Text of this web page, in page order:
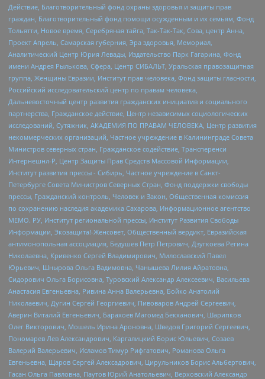
Действие, Благотворительный фонд охраны здоровья и защиты прав
граждан, Благотворительный фонд помощи осужденным и их семьям, Фонд
Тольятти, Новое время, Серебряная тайга, Так-Так-Так, Сова, центр Анна,
Проект Апрель, Самарская губерния, Эра здоровья, Мемориал,
Аналитический Центр Юрия Левады, Издательство Парк Гагарина, Фонд
имени Андрея Рылькова, Сфера, Центр СИБАЛЬТ, Уральская правозащитная
группа, Женщины Евразии, Институт прав человека, Фонд защиты гласности,
Российский исследовательский центр по правам человека,
Дальневосточный центр развития гражданских инициатив и социального
партнерства, Гражданское действие, Центр независимых социологических
исследований, Сутяжник, АКАДЕМИЯ ПО ПРАВАМ ЧЕЛОВЕКА, Центр развития
некоммерческих организаций, Частное учреждение в Калининграде Совета
Министров северных стран, Гражданское содействие, Трансперенси
Интернешнл-Р, Центр Защиты Прав Средств Массовой Информации,
Институт развития прессы - Сибирь, Частное учреждение в Санкт-
Петербурге Совета Министров Северных Стран, Фонд поддержки свободы
прессы, Гражданский контроль, Человек и Закон, Общественная комиссия
по сохранению наследия академика Сахарова, Информационное агентство
МЕМО. РУ, Институт региональной прессы, Институт Развития Свободы
Информации, Экозащита!-Женсовет, Общественный вердикт, Евразийская
антимонопольная ассоциация, Бедушев Петр Петрович, Дзугкоева Регина
Николаевна, Кривенко Сергей Владимирович, Милославский Павел
Юрьевич, Шнырова Ольга Вадимовна, Чанышева Лилия Айратовна,
Сидорович Ольга Борисовна, Туровский Александр Алексеевич, Васильева
Анастасия Евгеньевна, Ривина Анна Валерьевна, Бойко Анатолий
Николаевич, Дугин Сергей Георгиевич, Пивоваров Андрей Сергеевич,
Аверин Виталий Евгеньевич, Барахоев Магомед Бекханович, Шарипков
Олег Викторович, Мошель Ирина Ароновна, Шведов Григорий Сергеевич,
Пономарев Лев Александрович, Каргалицкий Борис Юльевич, Созаев
Валерий Валерьевич, Исламов Тимур Рифгатович, Романова Ольга
Евгеньевна, Щаров Сергей Алексадрович, Цирульников Борис Альбертович,
Гасан Ольга Павловна, Паутов Юрий Анатольевич, Верховский Александр